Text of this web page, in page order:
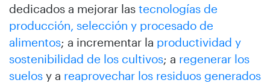
dedicados a mejorar las tecnologías de
producción, selección y procesado de
alimentos; a incrementar la productividad y
sostenibilidad de los cultivos; a regenerar los
suelos y a reaprovechar los residuos generados